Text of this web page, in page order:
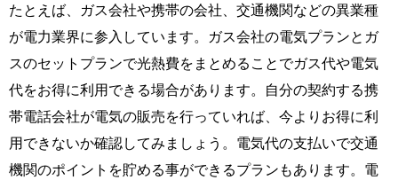
たとえば、ガス会社や携帯の会社、交通機関などの異業種
が電力業界に参入しています。ガス会社の電気プランとガ
スのセットプランで光熱費をまとめることでガス代や電気
代をお得に利用できる場合があります。自分の契約する携
帯電話会社が電気の販売を行っていれば、今よりお得に利
用できないか確認してみましょう。電気代の支払いで交通
機関のポイントを貯める事ができるプランもあります。電